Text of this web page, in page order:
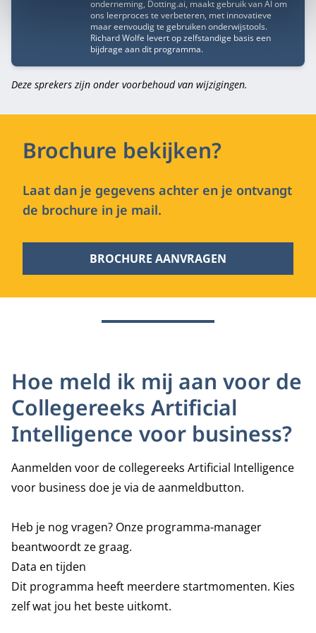
onderneming, Dotting.ai, maakt gebruik van AI om
ons leerproces te verbeteren, met innovatieve
maar eenvoudig te gebruiken onderwijstools.
Richard Wolfe levert op zelfstandige basis een
bijdrage aan dit programma.
Deze sprekers zijn onder voorbehoud van wijzigingen.
Brochure bekijken?
Laat dan je gegevens achter en je ontvangt
de brochure in je mail.
BROCHURE AANVRAGEN
Hoe meld ik mij aan voor de
Collegereeks Artificial
Intelligence voor business?
Aanmelden voor de collegereeks Artificial Intelligence
voor business doe je via de aanmeldbutton.
Heb je nog vragen? Onze programma-manager
beantwoordt ze graag.
Data en tijden
Dit programma heeft meerdere startmomenten. Kies
zelf wat jou het beste uitkomt.